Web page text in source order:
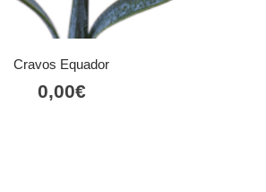
Cravos Equador
0,00€